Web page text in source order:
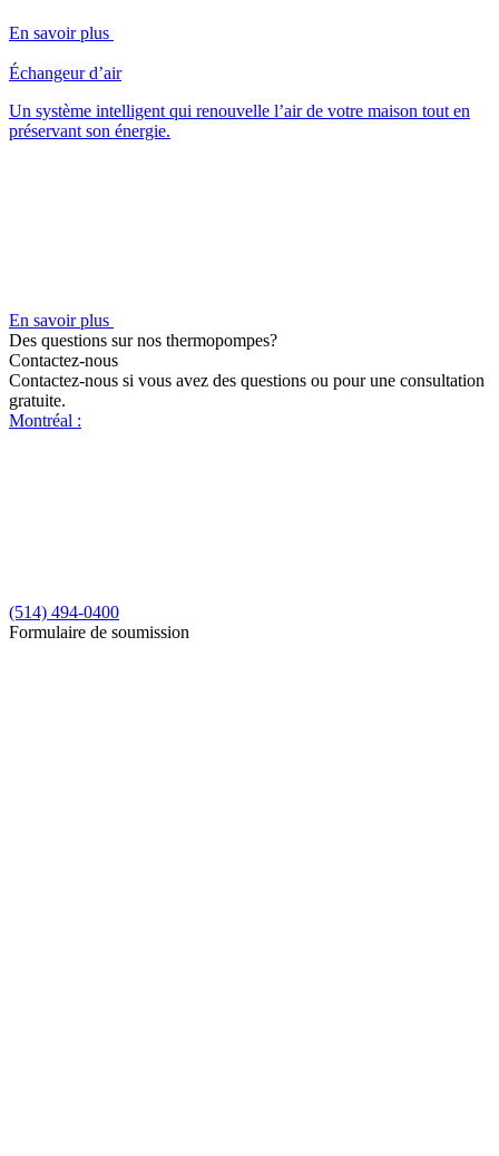
En savoir plus
Échangeur d’air
Un système intelligent qui renouvelle l’air de votre maison tout en
préservant son énergie.
En savoir plus
Des questions sur nos thermopompes?
Contactez-nous
Contactez-nous si vous avez des questions ou pour une consultation
gratuite.
Montréal :
(514) 494-0400
Formulaire de soumission